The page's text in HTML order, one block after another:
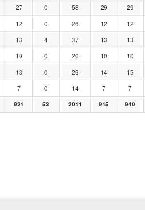
27 0 58 29 29
12 0 26 12 12
13 4 37 13 13
10 0 20 10 10
13 0 29 14 15
7 0 14 7 7
921 53 2011 945 940